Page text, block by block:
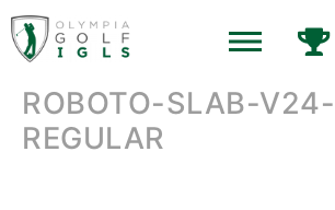
ROBOTO-SLAB-
REGULAR